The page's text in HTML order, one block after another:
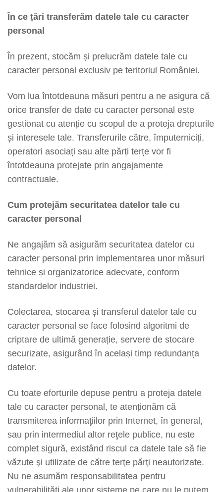
În ce țări transferăm datele tale cu caracter
personal
În prezent, stocăm și prelucrăm datele tale cu
caracter personal exclusiv pe teritoriul României.
Vom lua întotdeauna măsuri pentru a ne asigura că
orice transfer de date cu caracter personal este
gestionat cu atenție cu scopul de a proteja drepturile
și interesele tale. Transferurile către, împuterniciți,
operatori asociați sau alte părți terțe vor fi
întotdeauna protejate prin angajamente
contractuale.
Cum protejăm securitatea datelor tale cu
caracter personal
Ne angajăm să asigurăm securitatea datelor cu
caracter personal prin implementarea unor măsuri
tehnice și organizatorice adecvate, conform
standardelor industriei.
Colectarea, stocarea și transferul datelor tale cu
caracter personal se face folosind algoritmi de
criptare de ultimă generație, servere de stocare
securizate, asigurând în același timp redundanța
datelor.
Cu toate eforturile depuse pentru a proteja datele
tale cu caracter personal, te atenționăm că
transmiterea informaţiilor prin Internet, în general,
sau prin intermediul altor reţele publice, nu este
complet sigură, existând riscul ca datele tale să fie
văzute şi utilizate de către terţe părţi neautorizate.
Nu ne asumăm responsabilitatea pentru
vulnerabilități ale unor sisteme pe care nu le putem